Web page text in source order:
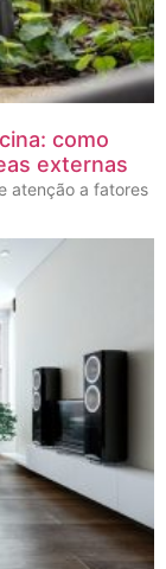
como
externas
atenção a fatores